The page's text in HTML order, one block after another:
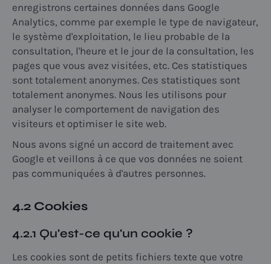
enregistrons certaines données dans Google
Analytics, comme par exemple le type de navigateur,
le système d'exploitation, le lieu probable de la
consultation, l'heure et le jour de la consultation, les
pages que vous avez visitées, etc. Ces statistiques
sont totalement anonymes. Ces statistiques sont
totalement anonymes. Nous les utilisons pour
analyser le comportement de navigation des
visiteurs et optimiser le site web.
Nous avons signé un accord de traitement avec
Google et veillons à ce que vos données ne soient
pas communiquées à d'autres personnes.
4.2 Cookies
4.2.1 Qu'est-ce qu'un cookie ?
Les cookies sont de petits fichiers texte que votre